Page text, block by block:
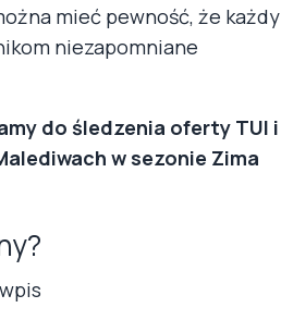
mieć pewność, że każdy
niezapomniane
do śledzenia oferty TUI i
w sezonie Zima